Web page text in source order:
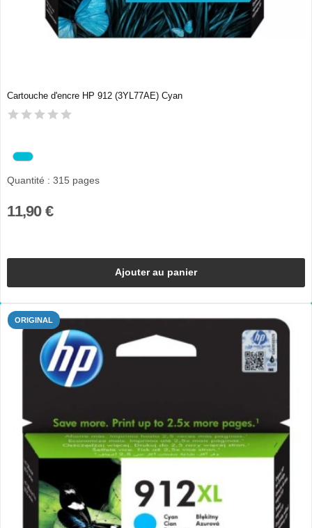
Cartouche d'encre HP 912 (3YL77AE) Cyan
Quantité : 315 pages
11,90 €
Ajouter au panier
ORIGINAL